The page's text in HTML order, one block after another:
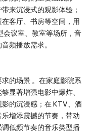
来沉浸式的观影体验；
客厅、书房等空间，用
会议室、教室等场所，音
频播放需求。
的场景 。在家庭影院系
显著增强电影中爆炸、
的沉浸感；在 KTV、酒
增添震撼的节奏，带动
低频节奏的音乐类型播